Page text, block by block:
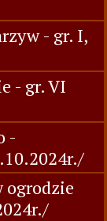
- gr. I,
- gr. VI
-
ogrodzie